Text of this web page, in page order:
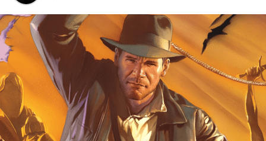
RELATED TOPICS: DESPIDOS
EMBRACERGROUP
VIDEOJUEGOS
HAWKED, un shooter de extracción muy
diferente esta aquí
DON'T MISS
X-Men ’97 estrena primer tráiler y confirma
fecha de estreno
Una peleadora de presión constante.
Yasmine está diseñada para quienes disfrutan de un